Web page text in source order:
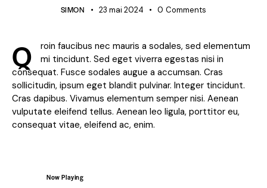
SIMON 23 mai 2024 0 Comments
Q
roin faucibus nec mauris a sodales, sed elementum
mi tincidunt. Sed eget viverra egestas nisi in
consequat. Fusce sodales augue a accumsan. Cras
sollicitudin, ipsum eget blandit pulvinar. Integer tincidunt.
Cras dapibus. Vivamus elementum semper nisi. Aenean
vulputate eleifend tellus. Aenean leo ligula, porttitor eu,
consequat vitae, eleifend ac, enim.
Now Playing